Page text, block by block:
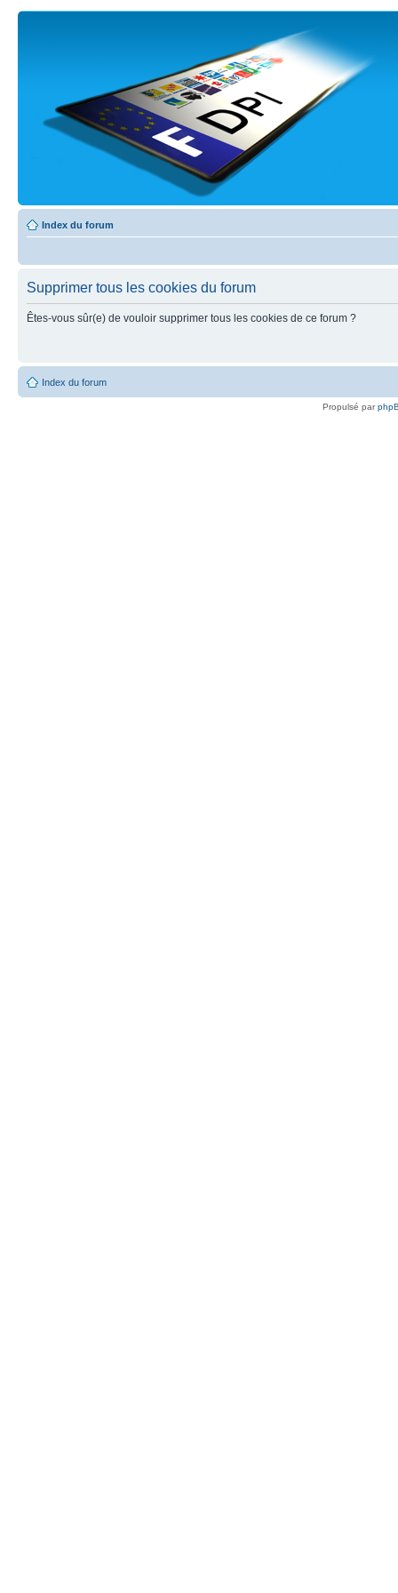
Index du forum
Supprimer tous les cookies du forum
Êtes-vous sûr(e) de vouloir supprimer tous les cookies de ce forum ?
Index du forum
Propulsé par